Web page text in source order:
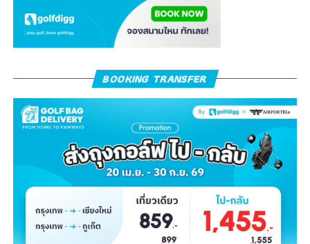
BOOKING TRANSFER